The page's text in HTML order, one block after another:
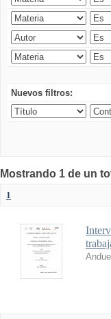
Nuevos filtros:
Mostrando 1 de un
1